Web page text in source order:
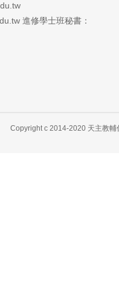
進修學士班秘書：
Copyright c 2014-2020 天主教